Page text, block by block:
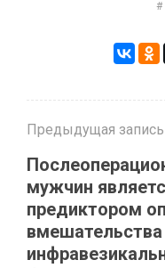
Предыдущая запись
мужчин
предиктором